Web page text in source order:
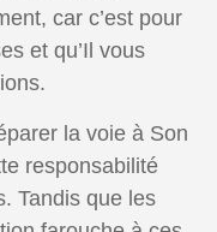
car c’est pour
et qu’Il vous
la voie à Son
responsabilité
Tandis que les